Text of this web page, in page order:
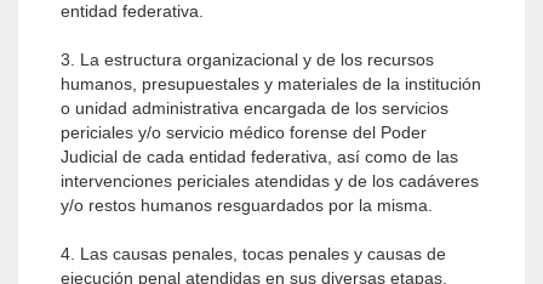
entidad federativa.
3. La estructura organizacional y de los recursos
humanos, presupuestales y materiales de la institución
o unidad administrativa encargada de los servicios
periciales y/o servicio médico forense del Poder
Judicial de cada entidad federativa, así como de las
intervenciones periciales atendidas y de los cadáveres
y/o restos humanos resguardados por la misma.
4. Las causas penales, tocas penales y causas de
ejecución penal atendidas en sus diversas etapas,